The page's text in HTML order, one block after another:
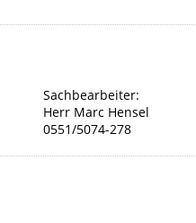
Sachbearbeiter:
Herr Marc Hensel
0551/5074-278